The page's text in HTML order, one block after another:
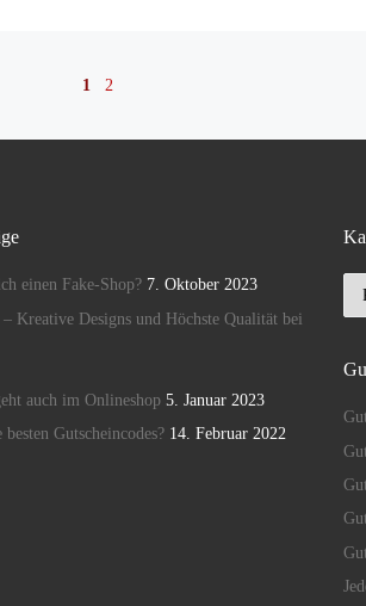
1 2
einen Fake-Shop? 7. Oktober 2023
Kreative Designs und Höchste Qualität bei
auch im Onlineshop 5. Januar 2023
Gutscheincodes? 14. Februar 2022